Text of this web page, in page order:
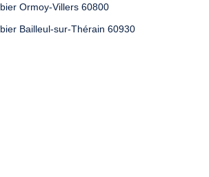
Ormoy-Villers 60800
Bailleul-sur-Thérain 60930